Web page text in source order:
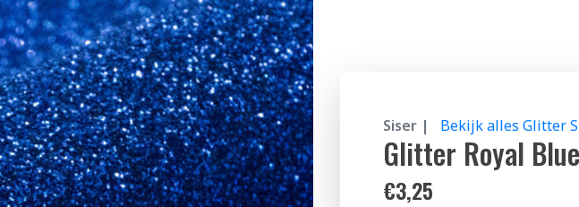
Siser | Bekijk alles Glitter
Glitter Royal
€3,25